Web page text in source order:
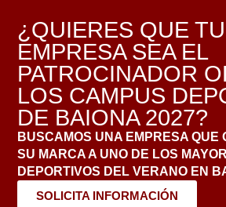
¿QUIERES QUE TU
EMPRESA SEA EL
PATROCINADOR
LOS CAMPUS
DE BAIONA 2027?
BUSCAMOS UNA EMPRESA QUE
SU MARCA A UNO DE LOS
DEPORTIVOS DEL VERANO EN
SOLICITA INFORMACIÓN